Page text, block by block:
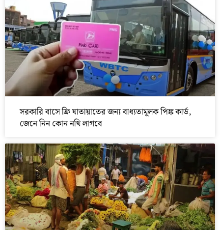
সরকারি বাসে ফ্রি যাতায়াতের জন্য বাধ্যতামূলক পিঙ্ক কার্ড,
জেনে নিন কোন নথি লাগবে